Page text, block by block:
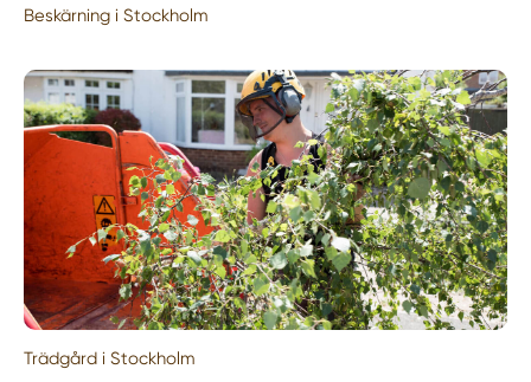
Beskärning i Stockholm
Trädgård i Stockholm